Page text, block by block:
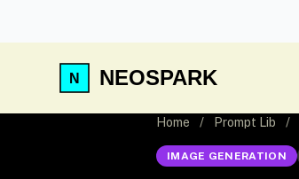
NEOSPARK
Home / Prompt Lib /
IMAGE GENERATION